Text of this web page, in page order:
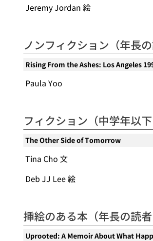
Jeremy Jordan 絵
ノンフィクション（年長の
Rising From the Ashes: Los Angeles
Paula Yoo
フィクション（中学年以下
The Other Side of Tomorrow
Tina Cho 文
Deb JJ Lee 絵
挿絵のある本（年長の読者
Uprooted: A Memoir About What